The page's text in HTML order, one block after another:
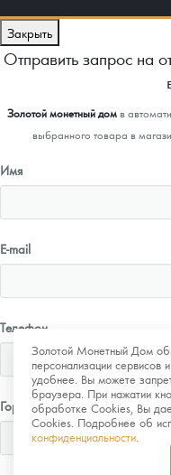
Золотой Монетный Дом
персонализации сервисов
удобнее. Вы можете
браузера. При нажатии
обработке Cookies, Вы
Cookies. Подробнее об
конфиденциальности
Закрыть
Отправить запрос на
Золотой монетный домв
выбранного товара в
Имя
E-mail
Телефон
Город